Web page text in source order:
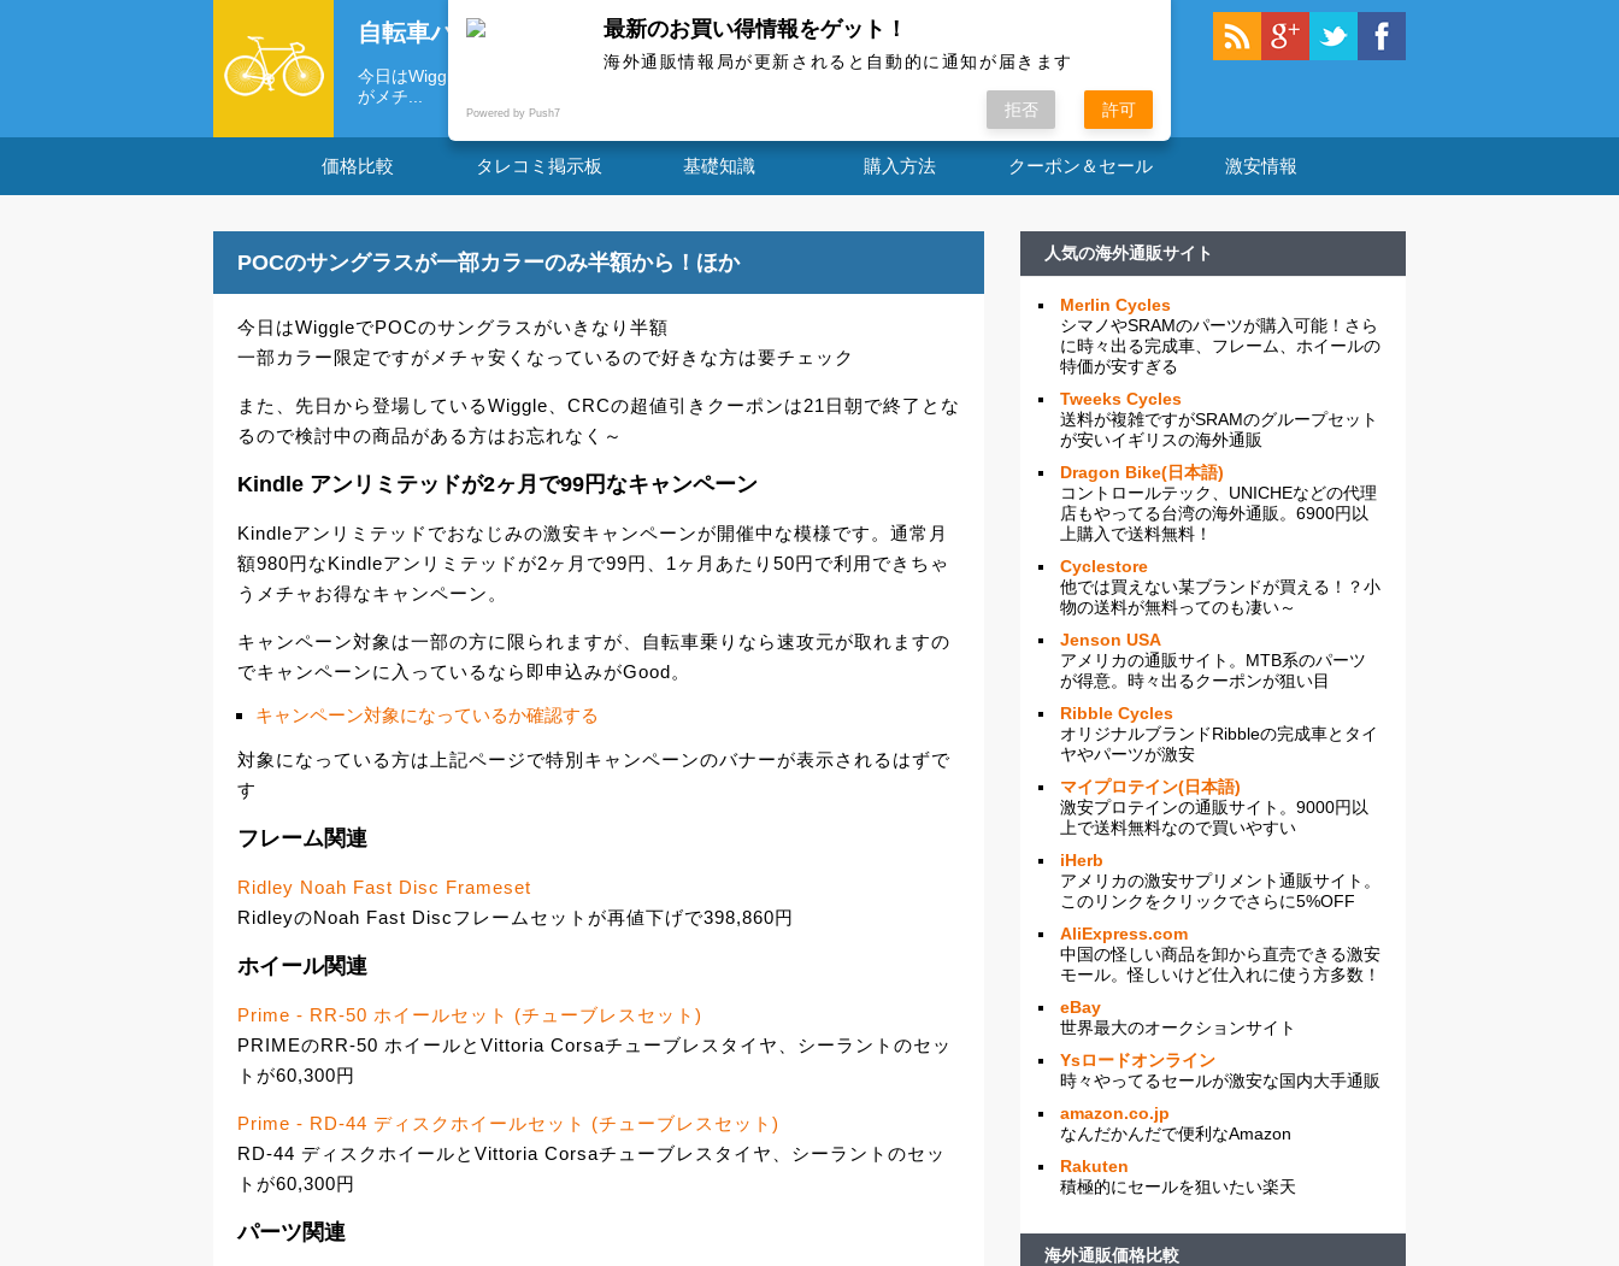
自転車パーツの海外通販情報局
今日はWiggleでPOCのサングラスがいきなり半額 一部カラー限定です
がメチ...
価格比較 タレコミ掲示板 基礎知識 購入方法 クーポン＆セール 激安情報
POCのサングラスが一部カラーのみ半額から！ほか
今日はWiggleでPOCのサングラスがいきなり半額
一部カラー限定ですがメチャ安くなっているので好きな方は要チェック
また、先日から登場しているWiggle、CRCの超値引きクーポンは21日朝で終了とな
るので検討中の商品がある方はお忘れなく～
Kindle アンリミテッドが2ヶ月で99円なキャンペーン
Kindleアンリミテッドでおなじみの激安キャンペーンが開催中な模様です。通常月
額980円なKindleアンリミテッドが2ヶ月で99円、1ヶ月あたり50円で利用できちゃ
うメチャお得なキャンペーン。
キャンペーン対象は一部の方に限られますが、自転車乗りなら速攻元が取れますの
でキャンペーンに入っているなら即申込みがGood。
キャンペーン対象になっているか確認する
対象になっている方は上記ページで特別キャンペーンのバナーが表示されるはずで
す
フレーム関連
Ridley Noah Fast Disc Frameset
RidleyのNoah Fast Discフレームセットが再値下げで398,860円
ホイール関連
Prime - RR-50 ホイールセット (チューブレスセット)
PRIMEのRR-50 ホイールとVittoria Corsaチューブレスタイヤ、シーラントのセッ
トが60,300円
Prime - RD-44 ディスクホイールセット (チューブレスセット)
RD-44 ディスクホイールとVittoria Corsaチューブレスタイヤ、シーラントのセッ
トが60,300円
パーツ関連
人気の海外通販サイト
Merlin Cycles
シマノやSRAMのパーツが購入可能！さら
に時々出る完成車、フレーム、ホイールの
特価が安すぎる
Tweeks Cycles
送料が複雑ですがSRAMのグループセット
が安いイギリスの海外通販
Dragon Bike(日本語)
コントロールテック、UNICHEなどの代理
店もやってる台湾の海外通販。6900円以
上購入で送料無料！
Cyclestore
他では買えない某ブランドが買える！？小
物の送料が無料ってのも凄い～
Jenson USA
アメリカの通販サイト。MTB系のパーツ
が得意。時々出るクーポンが狙い目
Ribble Cycles
オリジナルブランドRibbleの完成車とタイ
ヤやパーツが激安
マイプロテイン(日本語)
激安プロテインの通販サイト。9000円以
上で送料無料なので買いやすい
iHerb
アメリカの激安サプリメント通販サイト。
このリンクをクリックでさらに5%OFF
AliExpress.com
中国の怪しい商品を卸から直売できる激安
モール。怪しいけど仕入れに使う方多数！
eBay
世界最大のオークションサイト
Ysロードオンライン
時々やってるセールが激安な国内大手通販
amazon.co.jp
なんだかんだで便利なAmazon
Rakuten
積極的にセールを狙いたい楽天
海外通販価格比較
最新のお買い得情報をゲット！
海外通販情報局が更新されると自動的に通知が届きます
Powered by Push7 拒否 許可